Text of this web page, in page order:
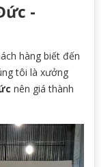
-
hàng biết đến
tôi là xưởng
nên giá thành